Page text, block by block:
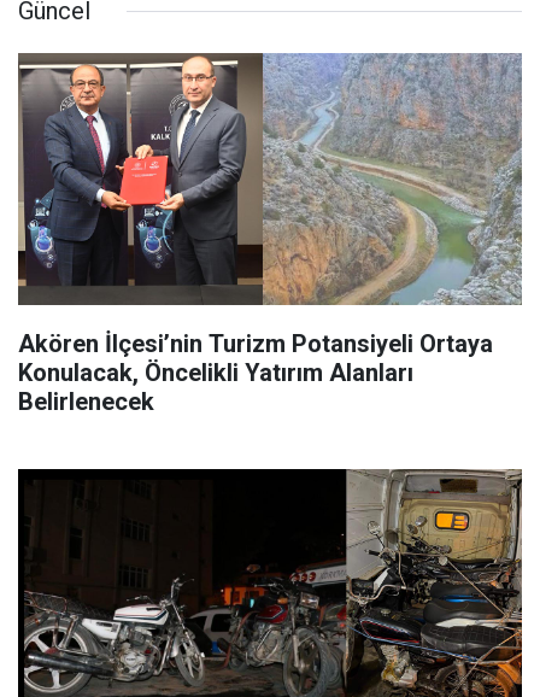
Güncel
Akören İlçesi’nin Turizm Potansiyeli Ortaya
Konulacak, Öncelikli Yatırım Alanları
Belirlenecek